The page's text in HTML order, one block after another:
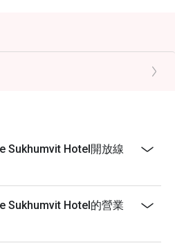
Sukhumvit Hotel開放線
Sukhumvit Hotel的營業